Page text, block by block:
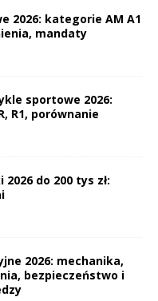
2026: kategorie AM A1
mandaty
sportowe 2026:
R1, porównanie
do 200 tys zł:
2026: mechanika,
bezpieczeństwo i